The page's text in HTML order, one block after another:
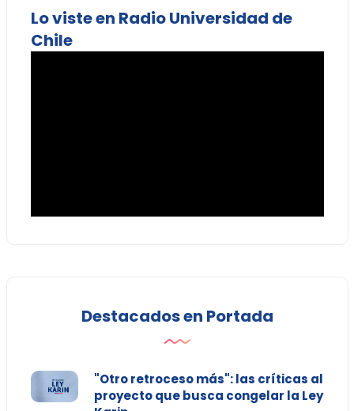
Lo viste en Radio Universidad de
Chile
Destacados en Portada
"Otro retroceso más": las críticas al
proyecto que busca congelar la Ley